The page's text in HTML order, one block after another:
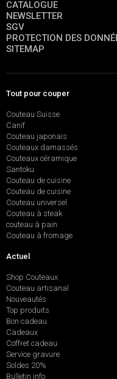
CATALOGUE
NEWSLETTER
SGV
PROTECTION DES
SITEMAP
Tout pour couper
Couteau Suisse
Canif
Couteau japonais
Couteaux damassés
Couteaux céramique
Santoku
Couteau de cuisine
Couteau de cuisine
Couteau universel
Couteau à steak
couteau à pain
Couteau à fromage
Actuel
Shop Couteaux
Couteau artisanal
Nouveautés
Top produits
Bon cadeau
Cadeaux
Coffret cadeau
Service gravure
Soldes 20%
Bulletin info